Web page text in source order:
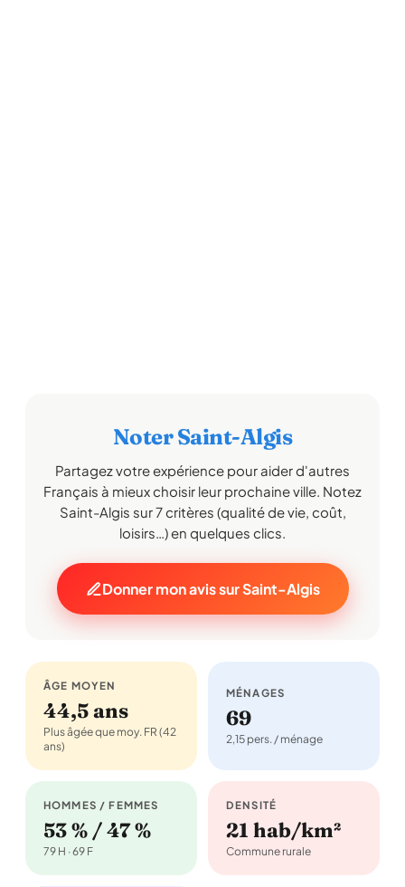
Noter Saint-Algis
Partagez votre expérience pour aider d'autres
Français à mieux choisir leur prochaine ville. Notez
Saint-Algis sur 7 critères (qualité de vie, coût,
loisirs…) en quelques clics.
Donner mon avis sur Saint-Algis
ÂGE MOYEN
44,5 ans
Plus âgée que moy. FR (42
ans)
MÉNAGES
69
2,15 pers. / ménage
HOMMES / FEMMES
53 % / 47 %
79 H · 69 F
DENSITÉ
21 hab/km²
Commune rurale